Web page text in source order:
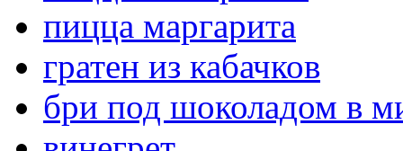
пицца маргарита
гратен из кабачков
бри под шоколадом в